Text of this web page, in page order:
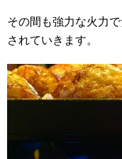
その間も強力な火力
されていきます。